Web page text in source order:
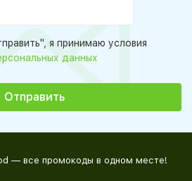
я принимаю условия
данных
— все промокоды в одном месте!